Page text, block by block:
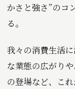
かさと強さ”のコ
る。
我々の消費生活
な業態の広がり
の登場など、こ